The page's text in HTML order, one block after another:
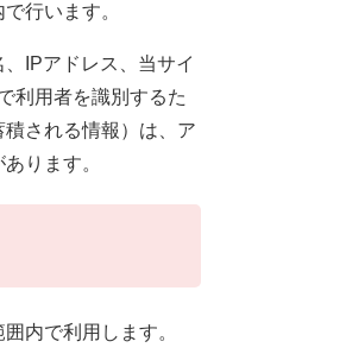
行います。
IPアドレス、当サイ
利用者を識別するた
される情報）は、ア
ります。
内で利用します。